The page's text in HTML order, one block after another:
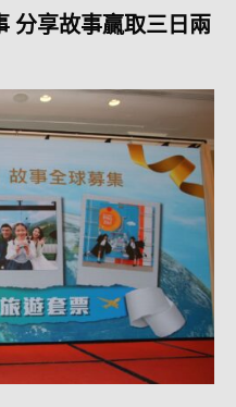
分享故事贏取三日兩